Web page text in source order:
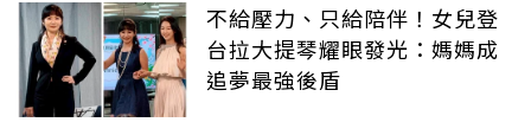
不給壓力、只給陪伴！女兒登
台拉大提琴耀眼發光：媽媽成
追夢最強後盾